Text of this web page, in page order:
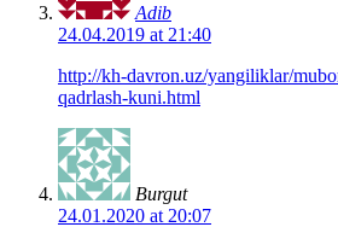
Adib
24.04.2019 at 21:40
http://kh-davron.uz/yangiliklar/
qadrlash-kuni.html
Burgut
24.01.2020 at 20:07